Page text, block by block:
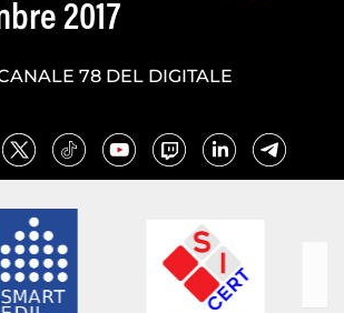
2017
78 DEL DIGITALE